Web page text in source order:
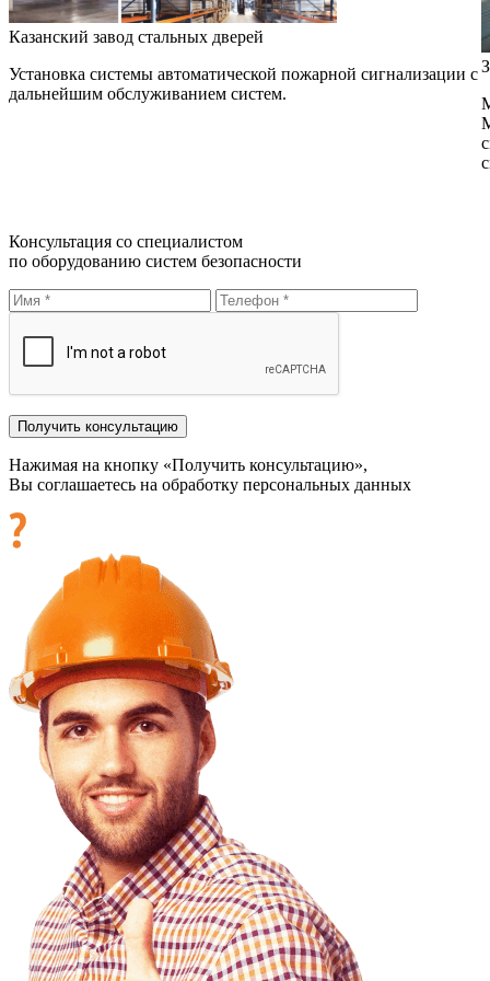
Казанский завод стальных дверей
Установка системы автоматической пожарной сигнализации с
дальнейшим обслуживанием систем.
Консультация со специалистом
по оборудованию систем безопасности
Нажимая на кнопку «Получить консультацию»,
Вы соглашаетесь на обработку персональных данных